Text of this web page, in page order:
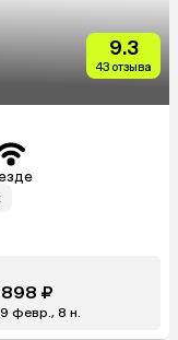
9.3
43 отзыва
898 ₽
февр., 8 н.